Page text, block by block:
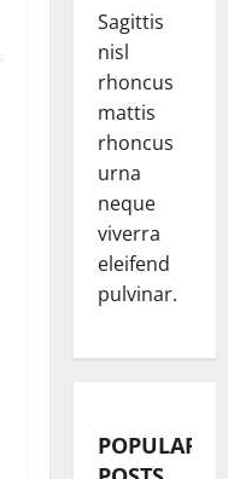
Sagittis
nisl
rhoncus
mattis
rhoncus
urna
neque
viverra
eleifend
pulvinar.
POPULAR